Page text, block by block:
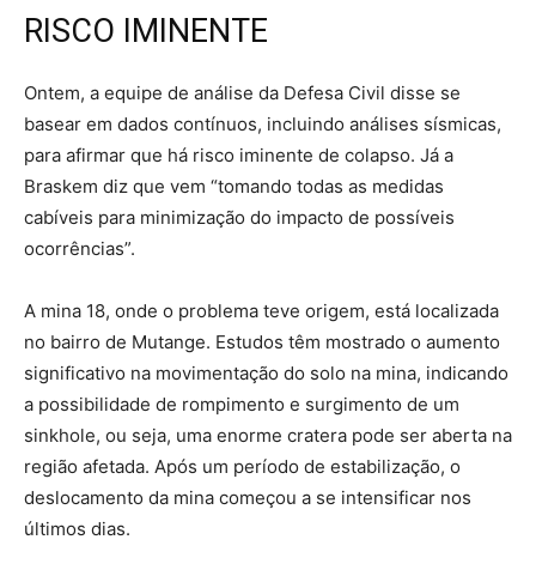
RISCO IMINENTE
Ontem, a equipe de análise da Defesa Civil disse se
basear em dados contínuos, incluindo análises sísmicas,
para afirmar que há risco iminente de colapso. Já a
Braskem diz que vem “tomando todas as medidas
cabíveis para minimização do impacto de possíveis
ocorrências”.
A mina 18, onde o problema teve origem, está localizada
no bairro de Mutange. Estudos têm mostrado o aumento
significativo na movimentação do solo na mina, indicando
a possibilidade de rompimento e surgimento de um
sinkhole, ou seja, uma enorme cratera pode ser aberta na
região afetada. Após um período de estabilização, o
deslocamento da mina começou a se intensificar nos
últimos dias.